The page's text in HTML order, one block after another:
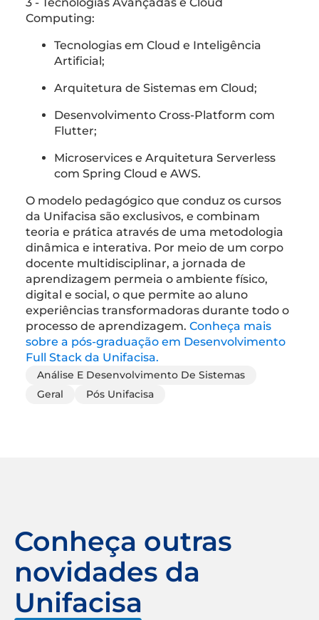
Computing:
Tecnologias em Cloud e Inteligência
Artificial;
Arquitetura de Sistemas em Cloud;
Desenvolvimento Cross-Platform com
Flutter;
Microservices e Arquitetura Serverless
com Spring Cloud e AWS.
O modelo pedagógico que conduz os cursos
da Unifacisa são exclusivos, e combinam
teoria e prática através de uma metodologia
dinâmica e interativa. Por meio de um corpo
docente multidisciplinar, a jornada de
aprendizagem permeia o ambiente físico,
digital e social, o que permite ao aluno
experiências transformadoras durante todo o
processo de aprendizagem. Conheça mais
sobre a pós-graduação em Desenvolvimento
Full Stack da Unifacisa.
Análise E Desenvolvimento De Sistemas
Geral
Pós Unifacisa
Conheça outras
novidades da
Unifacisa